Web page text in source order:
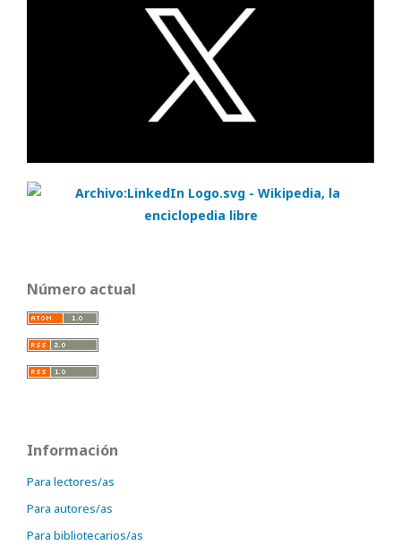
Número actual
Información
Para lectores/as
Para autores/as
Para bibliotecarios/as